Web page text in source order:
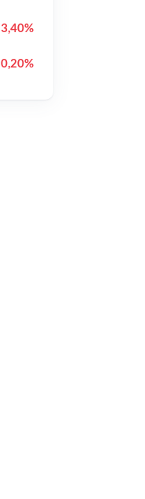
3,40%
0,20%